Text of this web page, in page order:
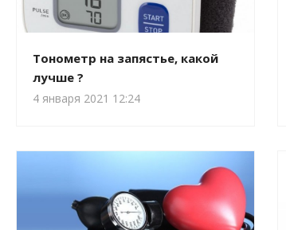
Тонометр на запястье, какой
лучше ?
4 января 2021 12:24